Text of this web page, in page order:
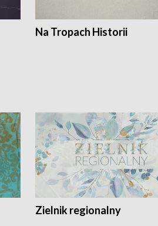
Na Tropach Historii
Zielnik regionalny